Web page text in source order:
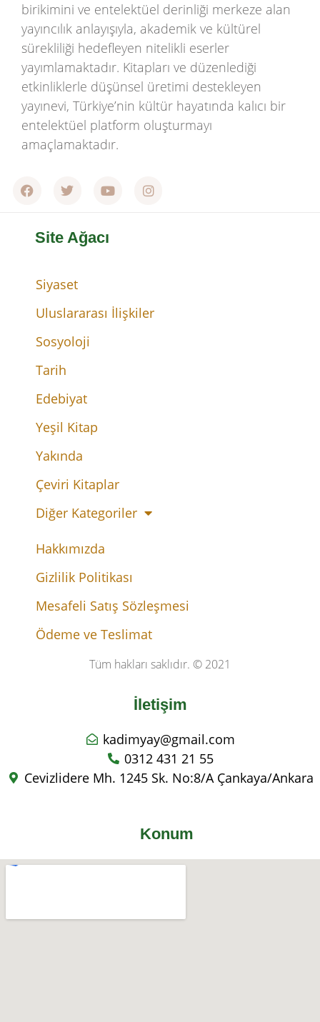
birikimini ve entelektüel derinliği merkeze alan
yayıncılık anlayışıyla, akademik ve kültürel
sürekliliği hedefleyen nitelikli eserler
yayımlamaktadır. Kitapları ve düzenlediği
etkinliklerle düşünsel üretimi destekleyen
yayınevi, Türkiye’nin kültür hayatında kalıcı bir
entelektüel platform oluşturmayı
amaçlamaktadır.
Site Ağacı
Siyaset
Uluslararası İlişkiler
Sosyoloji
Tarih
Edebiyat
Yeşil Kitap
Yakında
Çeviri Kitaplar
Diğer Kategoriler
Hakkımızda
Gizlilik Politikası
Mesafeli Satış Sözleşmesi
Ödeme ve Teslimat
Tüm hakları saklıdır. © 2021
İletişim
kadimyay@gmail.com
0312 431 21 55
Cevizlidere Mh. 1245 Sk. No:8/A Çankaya/Ankara
Konum